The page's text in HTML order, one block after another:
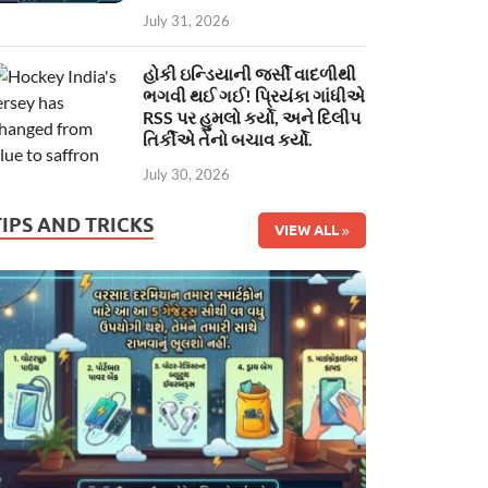
July 31, 2026
હોકી ઇન્ડિયાની જર્સી વાદળીથી
ભગવી થઈ ગઈ! પ્રિયંકા ગાંધીએ
RSS પર હુમલો કર્યો, અને દિલીપ
તિર્કીએ તેનો બચાવ કર્યો.
July 30, 2026
AND TRICKS VIEW ALL